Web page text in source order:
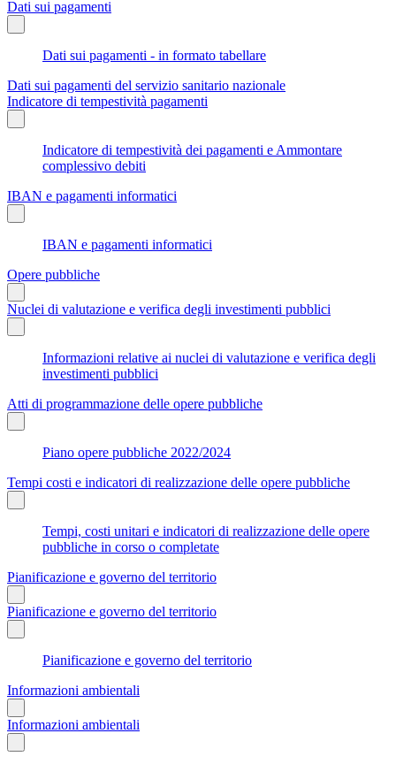
Dati sui pagamenti
Dati sui pagamenti - in formato tabellare
Dati sui pagamenti del servizio sanitario nazionale
Indicatore di tempestività pagamenti
Indicatore di tempestività dei pagamenti e Ammontare
complessivo debiti
IBAN e pagamenti informatici
IBAN e pagamenti informatici
Opere pubbliche
Nuclei di valutazione e verifica degli investimenti pubblici
Informazioni relative ai nuclei di valutazione e verifica degli
investimenti pubblici
Atti di programmazione delle opere pubbliche
Piano opere pubbliche 2022/2024
Tempi costi e indicatori di realizzazione delle opere pubbliche
Tempi, costi unitari e indicatori di realizzazione delle opere
pubbliche in corso o completate
Pianificazione e governo del territorio
Pianificazione e governo del territorio
Pianificazione e governo del territorio
Informazioni ambientali
Informazioni ambientali